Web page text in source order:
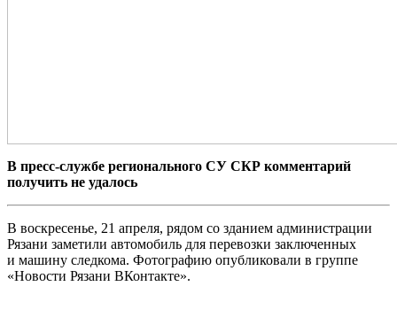
В пресс-службе регионального СУ СКР комментарий
получить не удалось
В воскресенье, 21 апреля, рядом со зданием администрации
Рязани заметили автомобиль для перевозки заключенных
и машину следкома. Фотографию опубликовали в группе
«Новости Рязани ВКонтакте».